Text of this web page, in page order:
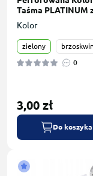
Taśma PLATINUM
Kolor
zielony
0
3,00 zł
Do koszyka